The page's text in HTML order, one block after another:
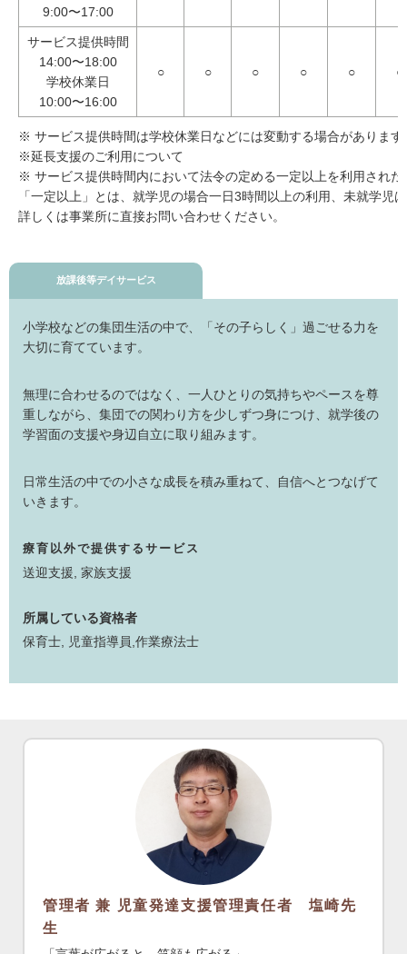
9:00〜17:00
サービス提供時間
14:00〜18:00
学校休業日
10:00〜16:00
○ ○ ○ ○ ○ ○
※ サービス提供時間は学校休業日などには変動する場合があります
※延長支援のご利用について
※ サービス提供時間内において法令の定める一定以上を利用され
「一定以上」とは、就学児の場合一日3時間以上の利用、未就学児
詳しくは事業所に直接お問い合わせください。
放課後等デイサービス
小学校などの集団生活の中で、「その子らしく」過ごせる力を
大切に育てています。
無理に合わせるのではなく、一人ひとりの気持ちやペースを尊
重しながら、集団での関わり方を少しずつ身につけ、就学後の
学習面の支援や身辺自立に取り組みます。
日常生活の中での小さな成長を積み重ねて、自信へとつなげて
いきます。
療育以外で提供するサービス
送迎支援 家族支援
所属している資格者
保育士
児童指導員 ,作業療法士
管理者 兼 児童発達支援管理責任者 塩崎先
生